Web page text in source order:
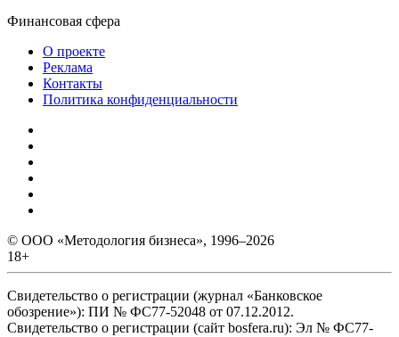
Финансовая сфера
О проекте
Реклама
Контакты
Политика конфиденциальности
© ООО «Методология бизнеса», 1996–2026
18+
Свидетельство о регистрации (журнал «Банковское
обозрение»): ПИ № ФС77-52048 от 07.12.2012.
Свидетельство о регистрации (сайт bosfera.ru): Эл № ФС77-